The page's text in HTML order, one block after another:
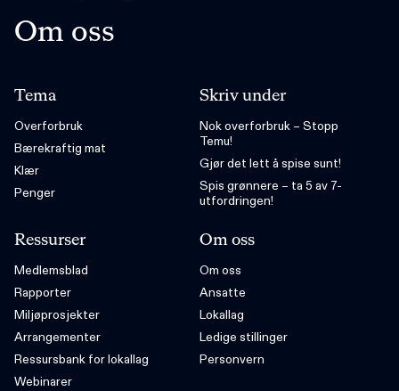
Om oss
Tema
Overforbruk
Bærekraftig mat
Klær
Penger
Skriv under
Nok overforbruk – Stopp
Temu!
Gjør det lett å spise sunt!
Spis grønnere – ta 5 av 7-
utfordringen!
Ressurser
Medlemsblad
Rapporter
Miljøprosjekter
Arrangementer
Ressursbank for lokallag
Webinarer
Om oss
Om oss
Ansatte
Lokallag
Ledige stillinger
Personvern